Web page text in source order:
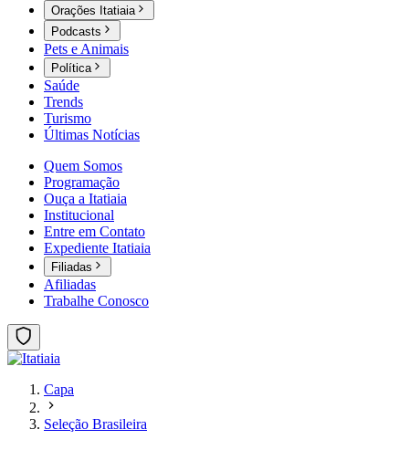
Orações Itatiaia
Podcasts
Pets e Animais
Política
Saúde
Trends
Turismo
Últimas Notícias
Quem Somos
Programação
Ouça a Itatiaia
Institucional
Entre em Contato
Expediente Itatiaia
Filiadas
Afiliadas
Trabalhe Conosco
Capa
Seleção Brasileira